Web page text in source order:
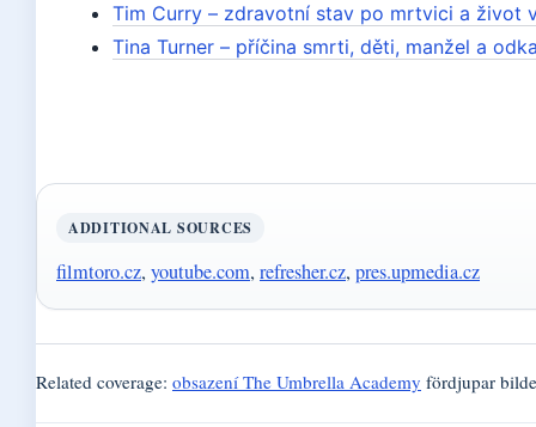
Tim Curry – zdravotní stav po mrtvici a život
Tina Turner – příčina smrti, děti, manžel a
ADDITIONAL SOURCES
filmtoro.cz, youtube.com, refresher.cz, pres.upmedia.cz
Related coverage: obsazení The Umbrella Academy fördjupar